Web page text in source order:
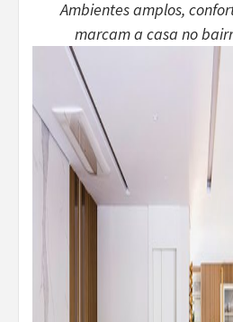
Ambientes amplos,
marcam a casa no